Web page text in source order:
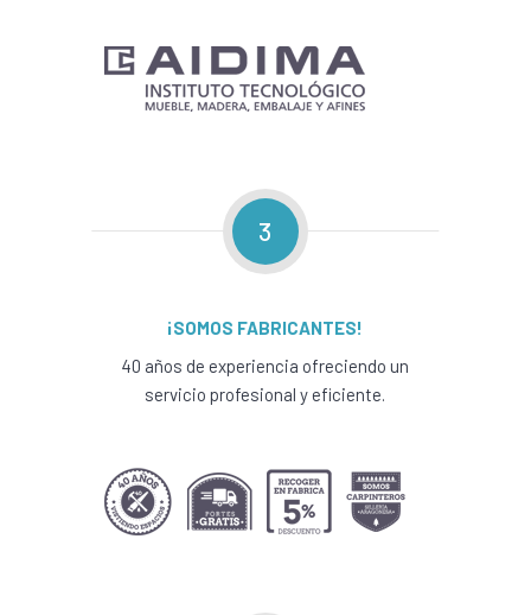
3
¡SOMOS FABRICANTES!
40 años de experiencia ofreciendo un
servicio profesional y eficiente.